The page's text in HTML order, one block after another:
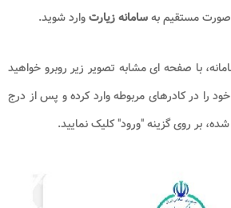
صورت مستقیم بهسامانه زیارتوارد شوید.
با صفحه ای مشابه تصویر زیر روبرو خواهید
را در کادرهای مربوطه وارد کرده و پس از درج
بر روی گزینه "ورود" کلیک نمایید.